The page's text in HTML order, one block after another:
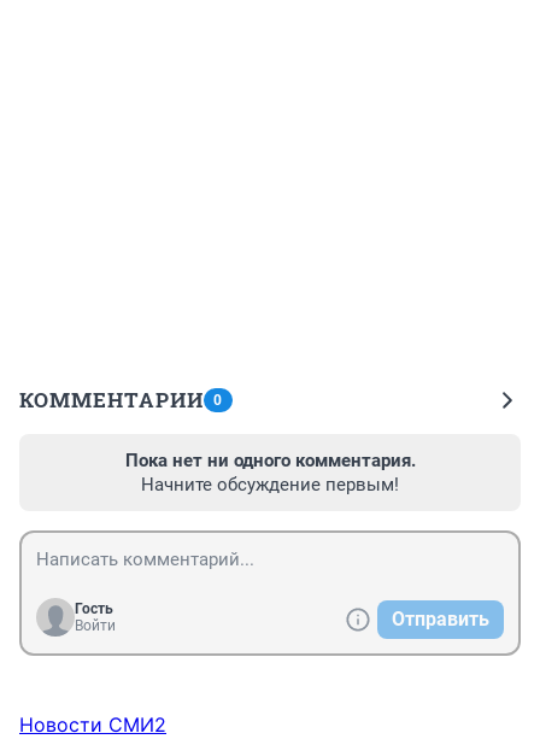
КОММЕНТАРИИ 0
Пока нет ни одного комментария.
Начните обсуждение первым!
Гость
Войти
Отправить
Новости СМИ2